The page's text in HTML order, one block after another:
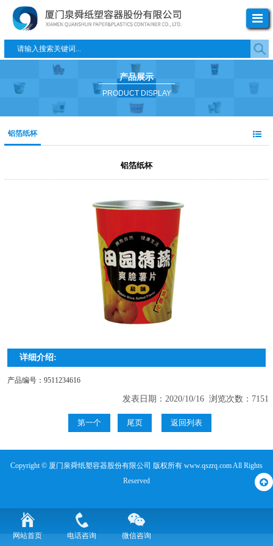
产品展示
PRODUCT DISPLAY
铝箔纸杯
铝箔纸杯
详细介绍:
产品编号：9511234616
发表日期：2020/10/16 浏览次数：7151
第一个 尾页 返回列表
Copyright © 厦门泉舜纸塑容器股份有限公司 版权所有 www.qszrq.com All Rights
Reserved
网站首页 电话咨询 微信咨询